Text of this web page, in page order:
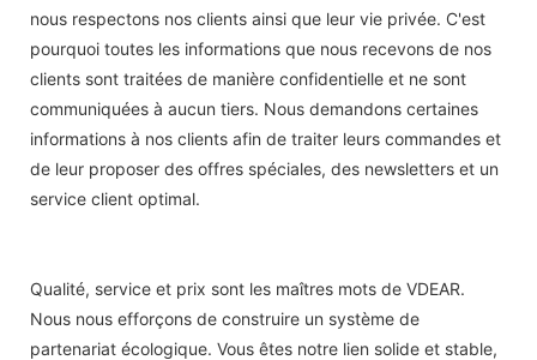
nous respectons nos clients ainsi que leur vie privée. C'est
pourquoi toutes les informations que nous recevons de nos
clients sont traitées de manière confidentielle et ne sont
communiquées à aucun tiers. Nous demandons certaines
informations à nos clients afin de traiter leurs commandes et
de leur proposer des offres spéciales, des newsletters et un
service client optimal.
Qualité, service et prix sont les maîtres mots de VDEAR.
Nous nous efforçons de construire un système de
partenariat écologique. Vous êtes notre lien solide et stable,